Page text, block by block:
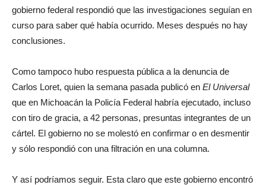
gobierno federal respondió que las investigaciones seguían en
curso para saber qué había ocurrido. Meses después no hay
conclusiones.
Como tampoco hubo respuesta pública a la denuncia de
Carlos Loret, quien la semana pasada publicó en El Universal
que en Michoacán la Policía Federal habría ejecutado, incluso
con tiro de gracia, a 42 personas, presuntas integrantes de un
cártel. El gobierno no se molestó en confirmar o en desmentir
y sólo respondió con una filtración en una columna.
Y así podríamos seguir. Esta claro que este gobierno encontró